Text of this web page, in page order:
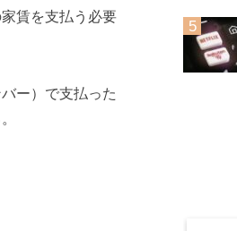
賃を支払う必要
ー）で支払った